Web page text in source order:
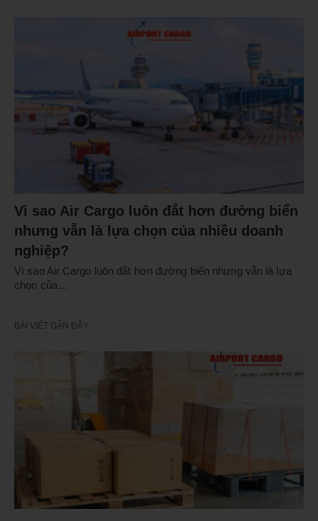
Vì sao Air Cargo luôn đắt hơn đường biển
nhưng vẫn là lựa chọn của nhiều doanh
nghiệp?
Vì sao Air Cargo luôn đắt hơn đường biển nhưng vẫn là lựa
chọn của…
BÀI VIẾT GẦN ĐÂY